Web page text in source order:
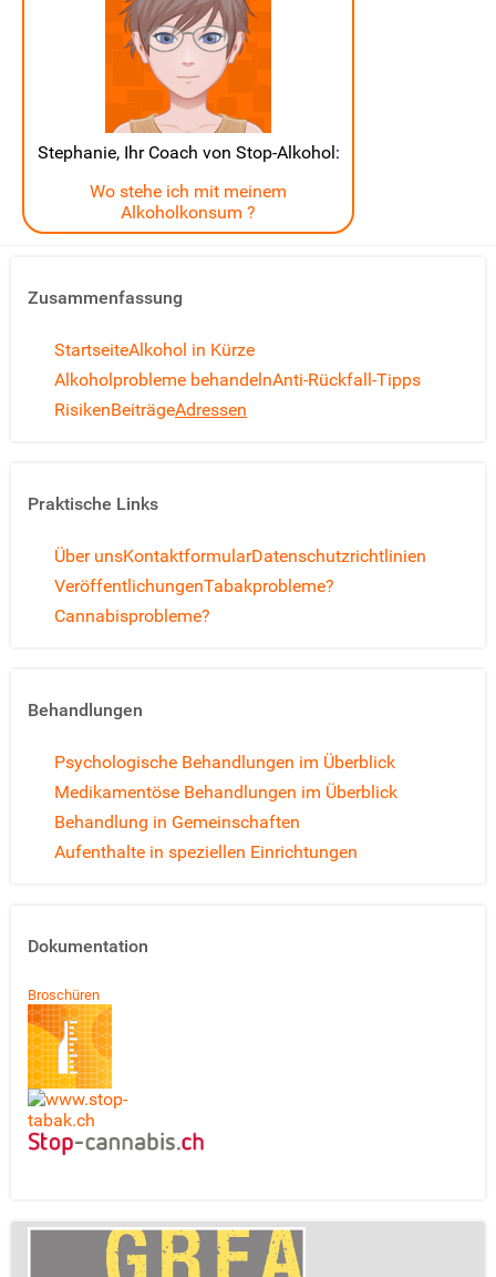
Stephanie, Ihr Coach von Stop-Alkohol:
Wo stehe ich mit meinem
Alkoholkonsum ?
Zusammenfassung
StartseiteAlkohol in Kürze
Alkoholprobleme behandelnAnti-Rückfall-Tipps
RisikenBeiträgeAdressen
Praktische Links
Über unsKontaktformularDatenschutzrichtlinien
VeröffentlichungenTabakprobleme?
Cannabisprobleme?
Behandlungen
Psychologische Behandlungen im Überblick
Medikamentöse Behandlungen im Überblick
Behandlung in Gemeinschaften
Aufenthalte in speziellen Einrichtungen
Dokumentation
Broschüren